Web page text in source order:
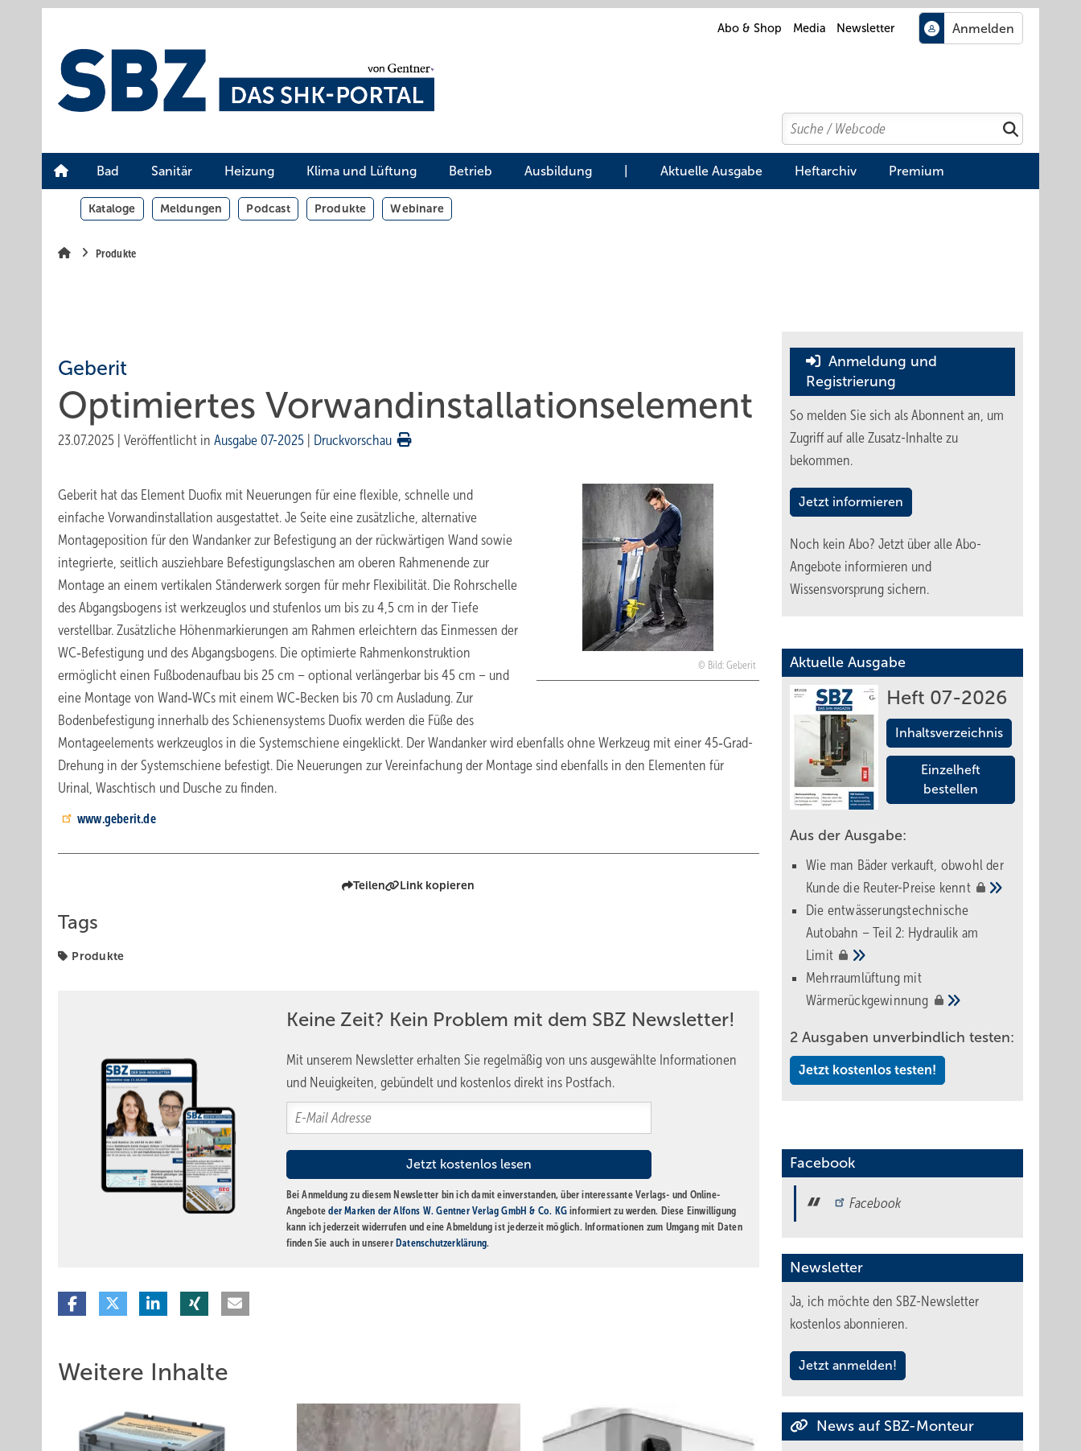
Abo & Shop Media Newsletter
Search
Suchen
Bad Sanitär Heizung Klima und Lüftung Betrieb Ausbildung Aktuelle Ausgabe Heftarchiv Premium
Kataloge Meldungen Podcast Produkte Webinare
Produkte
Geberit
Optimiertes ­Vorwand­installationselement
23.07.2025 Veröffentlicht in Ausgabe 07-2025 Druckvorschau
Bild: Geberit
Geberit hat das Element Duofix mit Neuerungen für eine flexible, schnelle und
einfache Vorwandinstallation ausgestattet. Je Seite eine zusätzliche, alternative
Montageposition für den Wandanker zur Befestigung an der rückwärtigen Wand sowie
integrierte, seitlich ausziehbare Befestigungslaschen am oberen Rahmenende zur
Montage an einem vertikalen Ständerwerk sorgen für mehr Flexibilität. Die Rohrschelle
des Abgangsbogens ist werkzeuglos und stufenlos um bis zu 4,5 cm in der Tiefe
verstellbar. Zusätzliche Höhenmarkierungen am Rahmen erleichtern das Einmessen der
WC‑Befestigung und des Abgangsbogens. Die optimierte Rahmenkonstruktion
ermöglicht einen Fußbodenaufbau bis 25 cm – optional verlängerbar bis 45 cm – und
eine Montage von Wand‑WCs mit einem WC‑Becken bis 70 cm Ausladung. Zur
Bodenbefestigung innerhalb des Schienensystems Duofix werden die Füße des
Montageelements werkzeuglos in die Systemschiene eingeklickt. Der Wandanker wird ebenfalls ohne Werkzeug mit einer 45‑Grad-
Drehung in der Systemschiene befestigt. Die Neuerungen zur Vereinfachung der Montage sind ebenfalls in den Elementen für
Urinal, Waschtisch und Dusche zu finden.
www.geberit.de
Teilen Link kopieren
Tags
Produkte
Keine Zeit? Kein Problem mit dem SBZ Newsletter!
Mit unserem Newsletter erhalten Sie regelmäßig von uns ausgewählte Informationen
und Neuigkeiten, gebündelt und kostenlos direkt ins Postfach.
Bei Anmeldung zu diesem Newsletter bin ich damit einverstanden, über interessante Verlags- und Online-
Angeboteder Marken der Alfons W. Gentner Verlag GmbH & Co. KG informiert zu werden. Diese Einwilligung
kann ich jederzeit widerrufen und eine Abmeldung ist jederzeit möglich. Informationen zum Umgang mit Daten
finden Sie auch in unserer Datenschutzerklärung.
Weitere Inhalte
Anmeldung und
Registrierung
So melden Sie sich als Abonnent an, um
Zugriff auf alle Zusatz-Inhalte zu
bekommen.
Jetzt informieren
Noch kein Abo? Jetzt über alle Abo-
Angebote informieren und
Wissensvorsprung sichern.
Aktuelle Ausgabe
Heft 07-2026
Inhaltsverzeichnis
Einzelheft
bestellen
Aus der Ausgabe:
Wie man Bäder verkauft, obwohl der
Kunde die Reuter-Preise kennt
Die entwässerungstechnische
Autobahn – Teil 2: Hydraulik am
Limit
Mehrraumlüftung mit
Wärmerückgewinnung
2 Ausgaben unverbindlich testen:
Jetzt kostenlos testen!
Facebook
Facebook
Newsletter
Ja, ich möchte den SBZ-Newsletter
kostenlos abonnieren.
Jetzt anmelden!
News auf SBZ-Monteur